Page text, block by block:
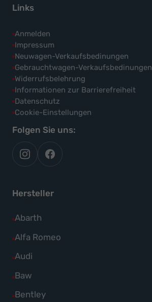
Links
Anmelden
Impressum
Neuwagen-Verkaufsbedinungen
Gebrauchtwagen-Verkaufsbedinungen
Widerrufsbelehrung
Informationen zur Barrierefreiheit
Datenschutz
Cookie-Einstellungen
Folgen Sie uns:
autoflex
auf
autoflex24
auf
Hersteller
Abarth
Alle
Fahrzeuge
Abarth
anzeigen
Alfa Romeo
Alle
Fahrzeuge
Alfa
Romeo
Audi
Alle
Fahrzeuge
Baw
Alle
Fahrzeuge
Bentley
Alle